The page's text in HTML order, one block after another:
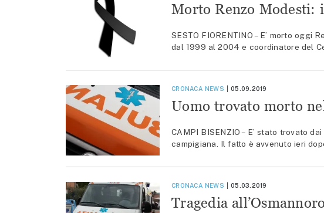
Morto Renzo Modesti:
SESTO FIORENTINO – E’ morto oggi
dal 1999 al 2004 e coordinatore del
CRONACA NEWS 05.09.2019
Uomo trovato morto
CAMPI BISENZIO – E’ stato trovato
campigiana. Il fatto è avvenuto ieri
CRONACA NEWS 05.03.2019
Tragedia